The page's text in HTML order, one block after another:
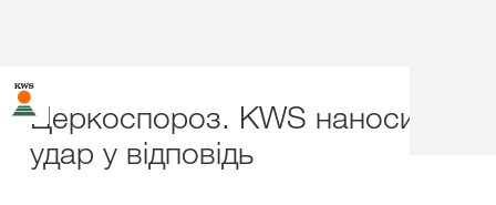
Церкоспороз. KWS наносить
удар у відповідь